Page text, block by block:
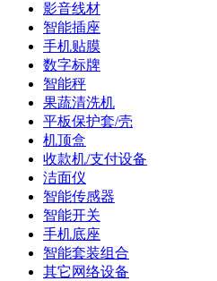
影音线材
智能插座
手机贴膜
数字标牌
智能秤
果蔬清洗机
平板保护套/壳
机顶盒
收款机/支付设备
洁面仪
智能传感器
智能开关
手机底座
智能套装组合
其它网络设备